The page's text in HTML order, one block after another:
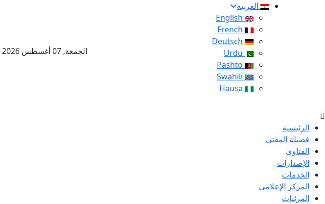
العربية
الجمعة, 07 أغسطس 2026 – 24 صفر 1448 هـ
الرئيسية
فضيلة المفتى
الفتاوى
الإصدارات
الخدمات
المركز الإعلامى
المرئيات